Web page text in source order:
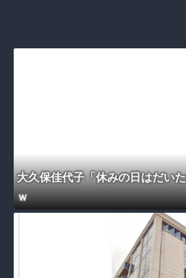
大久保佳代子「休みの日はだい
ｗ